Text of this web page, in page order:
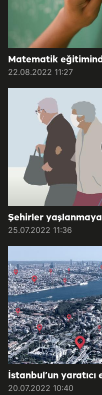
Matematik
22.08.2022 11:27
Şehirler yaşlanmaya
25.07.2022 11:36
İstanbul’un
20.07.2022 10:40